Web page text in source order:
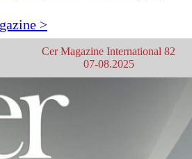
>
Cer Magazine International 82
07-08.2025